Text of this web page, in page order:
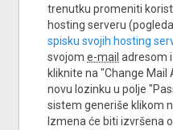
trenutku promeniti
hosting serveru
spisku svojih hosting
svojom e-mail adresom
kliknite na "Change
novu lozinku u polje
sistem generiše klikom
Izmena će biti izvršena